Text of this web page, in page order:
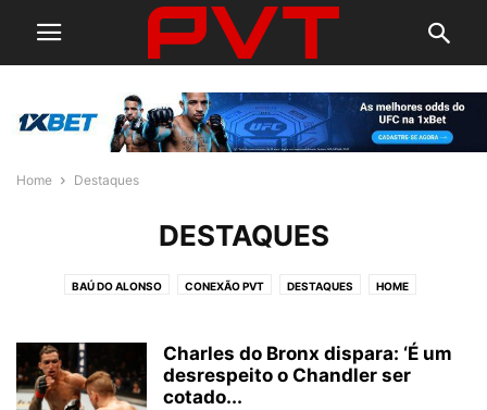
Home Destaques
DESTAQUES
BAÚ DO ALONSO CONEXÃO PVT DESTAQUES HOME
Charles do Bronx dispara: ‘É um
desrespeito o Chandler ser
cotado...